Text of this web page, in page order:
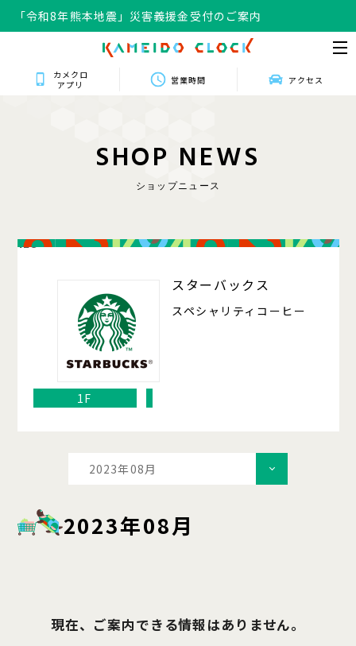
「令和8年熊本地震」災害義援金受付のご案内
カメクロ
アプリ
営業時間 アクセス
SHOP NEWS
ショップニュース
128
スターバックス
スペシャリティコーヒー
1F
2023年08月
2023年08月
現在、ご案内できる情報はありません。